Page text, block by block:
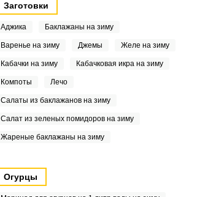
Заготовки
Аджика Баклажаны на зиму
Варенье на зиму Джемы Желе на зиму
Кабачки на зиму Кабачковая икра на зиму
Компоты Лечо
Салаты из баклажанов на зиму
Салат из зеленых помидоров на зиму
Жареные баклажаны на зиму
Огурцы